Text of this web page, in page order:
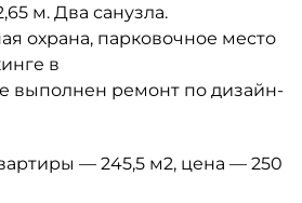
м. Два санузла.
охрана, парковочное место
в
выполнен ремонт по дизайн-
— 245,5 м2, цена — 250